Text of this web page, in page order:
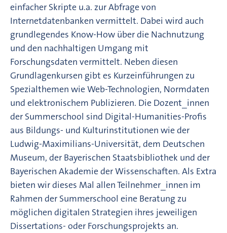
einfacher Skripte u.a. zur Abfrage von
Internetdatenbanken vermittelt. Dabei wird auch
grundlegendes Know-How über die Nachnutzung
und den nachhaltigen Umgang mit
Forschungsdaten vermittelt. Neben diesen
Grundlagenkursen gibt es Kurzeinführungen zu
Spezialthemen wie Web-Technologien, Normdaten
und elektronischem Publizieren. Die Dozent_innen
der Summerschool sind Digital-Humanities-Profis
aus Bildungs- und Kulturinstitutionen wie der
Ludwig-Maximilians-Universität, dem Deutschen
Museum, der Bayerischen Staatsbibliothek und der
Bayerischen Akademie der Wissenschaften. Als Extra
bieten wir dieses Mal allen Teilnehmer_innen im
Rahmen der Summerschool eine Beratung zu
möglichen digitalen Strategien ihres jeweiligen
Dissertations- oder Forschungsprojekts an.